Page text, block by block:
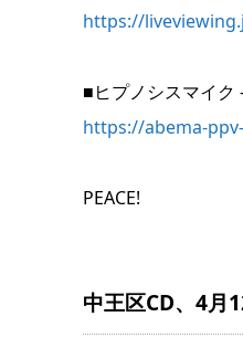
https://
■ヒプノシスマイ
https://abema-
PEACE!
中王区CD、4月